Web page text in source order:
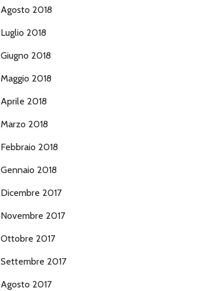
Agosto 2018
Luglio 2018
Giugno 2018
Maggio 2018
Aprile 2018
Marzo 2018
Febbraio 2018
Gennaio 2018
Dicembre 2017
Novembre 2017
Ottobre 2017
Settembre 2017
Agosto 2017